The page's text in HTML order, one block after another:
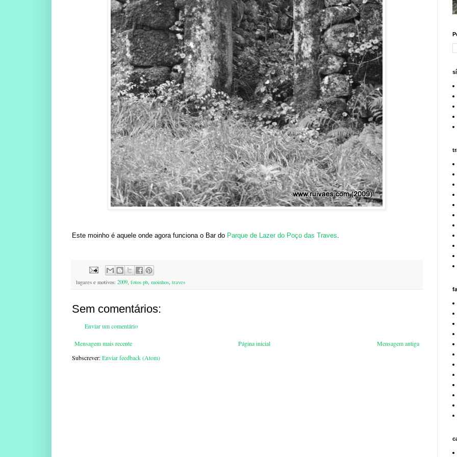
Este moinho é aquele onde agora funciona o Bar do Parque de Lazer do Poço das Traves
lugares e motivos: 2009, fotos pb, moinhos, traves
Sem comentários:
Enviar um comentário
Mensagem mais recente Mensagem antiga
Página inicial
Subscrever:Enviar feedback (Atom)